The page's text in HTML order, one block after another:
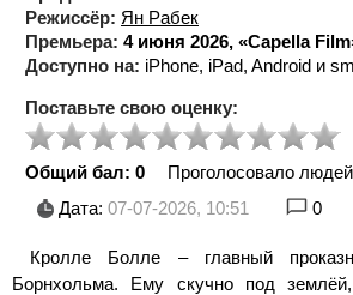
Режиссёр: Ян Рабек
Премьера: 4 июня 2026, «Capella
Доступно на: iPhone, iPad, Android и
Поставьте свою оценку:
Общий бал: 0 Проголосовало
Дата: 07-07-2026, 10:51 0
Кролле Болле – главный
Борнхольма. Ему скучно под